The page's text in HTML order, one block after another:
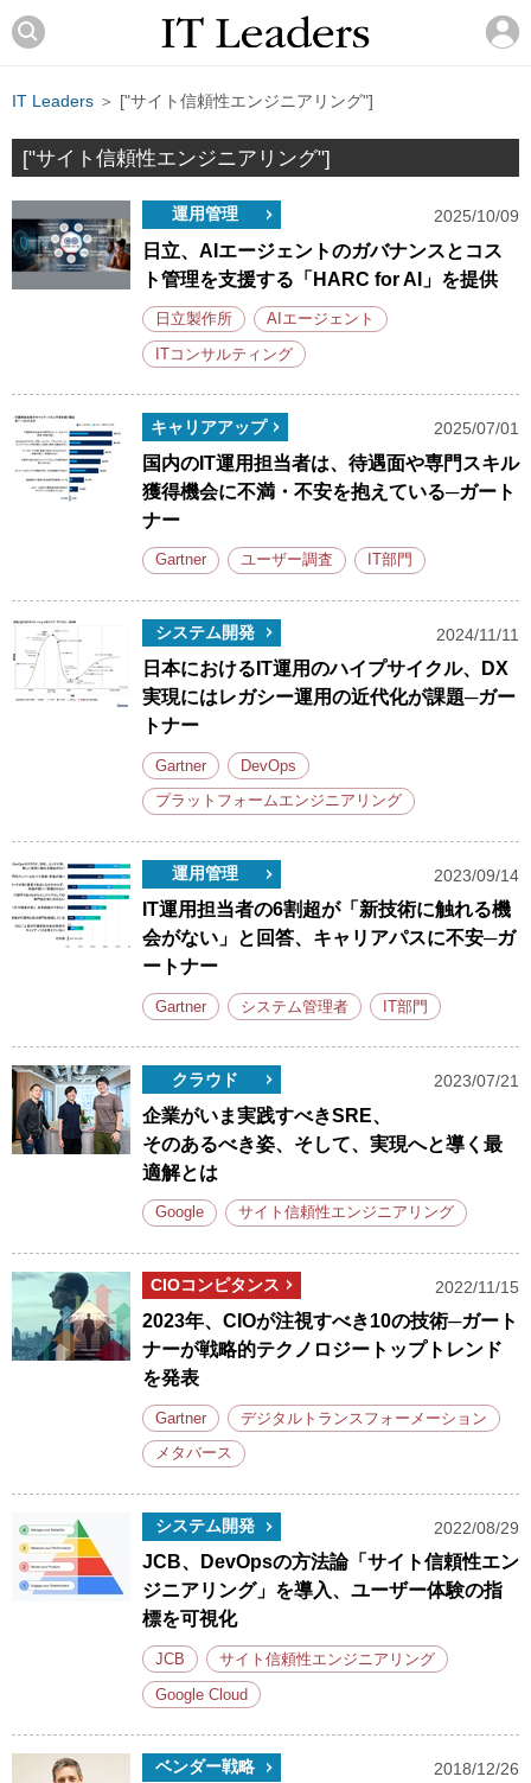
IT Leaders ＞ ["サイト信頼性エンジニアリング"]
["サイト信頼性エンジニアリング"]
運用管理 2025/10/09
日立、AIエージェントのガバナンスとコス
ト管理を支援する「HARC for AI」を提供
日立製作所 AIエージェント
ITコンサルティング
キャリアアップ 2025/07/01
国内のIT運用担当者は、待遇面や専門スキル
獲得機会に不満・不安を抱えている─ガート
ナー
Gartner ユーザー調査 IT部門
システム開発 2024/11/11
日本におけるIT運用のハイプサイクル、DX
実現にはレガシー運用の近代化が課題─ガー
トナー
Gartner DevOps
プラットフォームエンジニアリング
運用管理 2023/09/14
IT運用担当者の6割超が「新技術に触れる機
会がない」と回答、キャリアパスに不安─ガ
ートナー
Gartner システム管理者 IT部門
クラウド 2023/07/21
企業がいま実践すべきSRE、
そのあるべき姿、そして、実現へと導く最
適解とは
Google サイト信頼性エンジニアリング
CIOコンピタンス 2022/11/15
2023年、CIOが注視すべき10の技術─ガート
ナーが戦略的テクノロジートップトレンド
を発表
Gartner デジタルトランスフォーメーション
メタバース
システム開発 2022/08/29
JCB、DevOpsの方法論「サイト信頼性エン
ジニアリング」を導入、ユーザー体験の指
標を可視化
JCB サイト信頼性エンジニアリング
Google Cloud
ベンダー戦略 2018/12/26